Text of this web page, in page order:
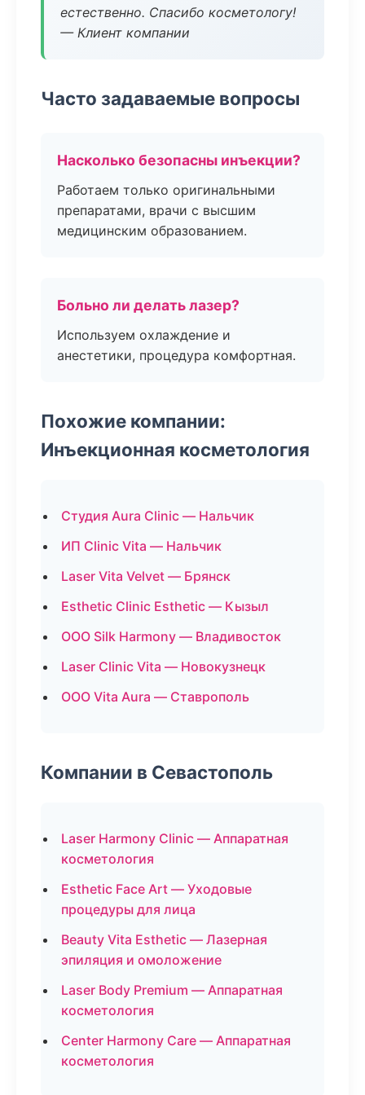
естественно. Спасибо косметологу!
— Клиент компании
Часто задаваемые вопросы
Насколько безопасны инъекции?
Работаем только оригинальными
препаратами, врачи с высшим
медицинским образованием.
Больно ли делать лазер?
Используем охлаждение и
анестетики, процедура комфортная.
Похожие компании:
Инъекционная косметология
Студия Aura Clinic — Нальчик
ИП Clinic Vita — Нальчик
Laser Vita Velvet — Брянск
Esthetic Clinic Esthetic — Кызыл
ООО Silk Harmony — Владивосток
Laser Clinic Vita — Новокузнецк
ООО Vita Aura — Ставрополь
Компании в Севастополь
Laser Harmony Clinic — Аппаратная
косметология
Esthetic Face Art — Уходовые
процедуры для лица
Beauty Vita Esthetic — Лазерная
эпиляция и омоложение
Laser Body Premium — Аппаратная
косметология
Center Harmony Care — Аппаратная
косметология